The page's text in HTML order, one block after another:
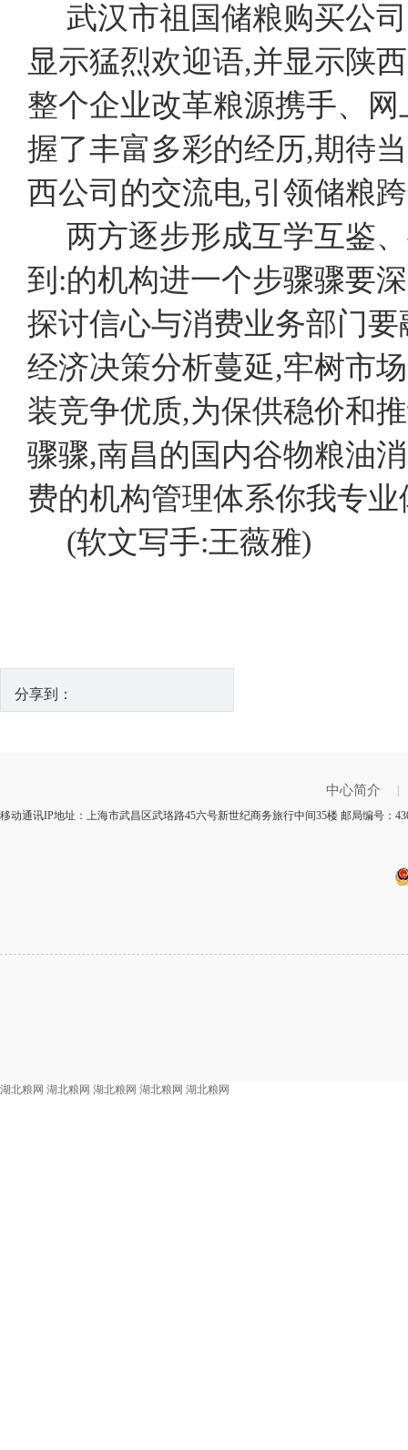
武汉市祖国储粮购买公
显示猛烈欢迎语,并显示陕
整个企业改革粮源携手、
握了丰富多彩的经历,期待
西公司的交流电,引领储粮
两方逐步形成互学互鉴
到:的机构进一个步骤骤要
探讨信心与消费业务部门
经济决策分析蔓延,牢树市
装竞争优质,为保供稳价和
骤骤,南昌的国内谷物粮油
费的机构管理体系你我专
(软文写手:王薇雅)
分享到：
中心简介
移动通讯IP地址：上海市武昌区武珞路45六号新世纪商务旅行中间35楼 邮局编号：
湖北粮网 湖北粮网 湖北粮网 湖北粮网 湖北粮网